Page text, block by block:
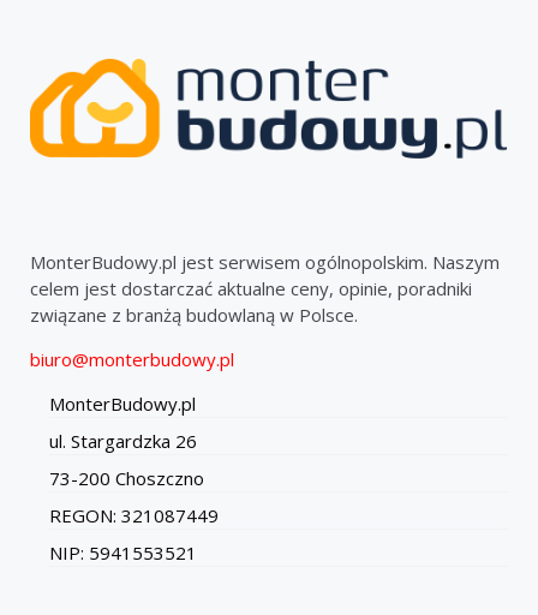
MonterBudowy.pl jest serwisem ogólnopolskim. Naszym
celem jest dostarczać aktualne ceny, opinie, poradniki
związane z branżą budowlaną w Polsce.
biuro@monterbudowy.pl
MonterBudowy.pl
ul. Stargardzka 26
73-200 Choszczno
REGON: 321087449
NIP: 5941553521